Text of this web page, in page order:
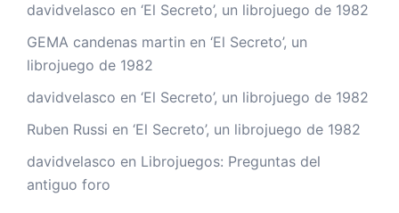
davidvelasco en ‘El Secreto’, un librojuego de 1982
GEMA candenas martin en ‘El Secreto’, un
librojuego de 1982
davidvelasco en ‘El Secreto’, un librojuego de 1982
Ruben Russi en ‘El Secreto’, un librojuego de 1982
davidvelasco en Librojuegos: Preguntas del
antiguo foro